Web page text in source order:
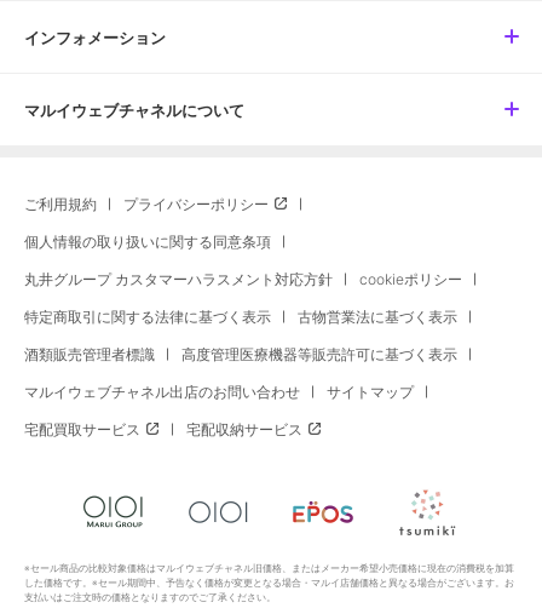
インフォメーション
マルイウェブチャネルについて
ご利用規約 プライバシーポリシー
個人情報の取り扱いに関する同意条項
丸井グループ カスタマーハラスメント対応方針 cookieポリシー
特定商取引に関する法律に基づく表示 古物営業法に基づく表示
酒類販売管理者標識 高度管理医療機器等販売許可に基づく表示
マルイウェブチャネル出店のお問い合わせ サイトマップ
宅配買取サービス 宅配収納サービス
※セール商品の比較対象価格はマルイウェブチャネル旧価格、またはメーカー希望小売価格に現在の消費税を加算
した価格です。※セール期間中、予告なく価格が変更となる場合・マルイ店舗価格と異なる場合がございます。お
支払いはご注文時の価格となりますのでご了承ください。